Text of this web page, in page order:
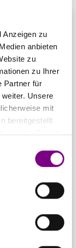
Anzeigen zu
anbieten
zu
zu Ihrer
Partner für
Unsere
mit
bereitgestellt
der Dienste
Farbencenter in